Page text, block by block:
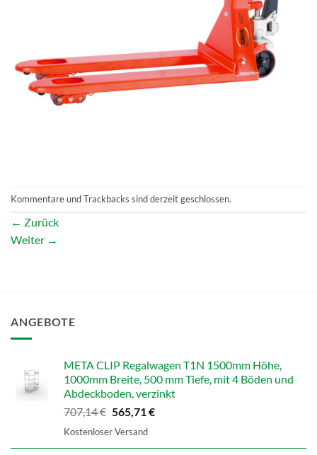
Kommentare und Trackbacks sind derzeit geschlossen.
← Zurück
Weiter →
ANGEBOTE
META CLIP Regalwagen T1N 1500mm Höhe,
1000mm Breite, 500 mm Tiefe, mit 4 Böden und
Abdeckboden, verzinkt
707,14€ Ursprünglicher
Preis
565,71€Aktueller
Kostenloser Versand